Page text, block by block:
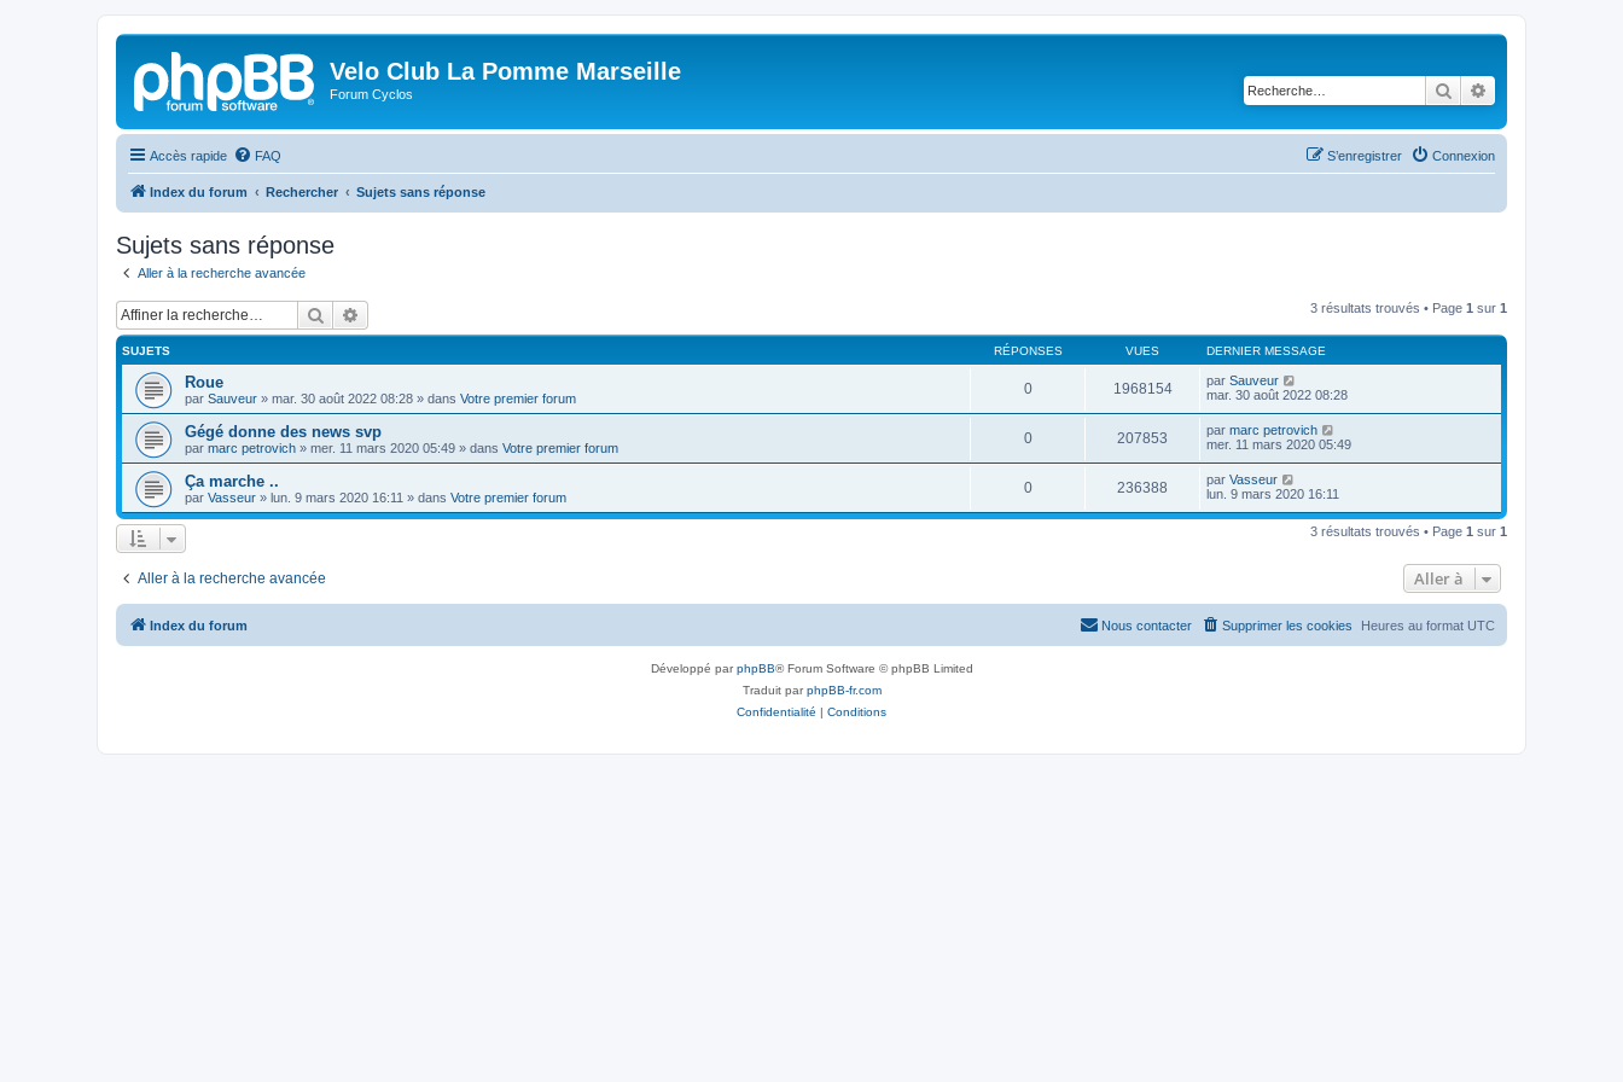
Velo Club La Pomme Marseille
Forum Cyclos Rechercher
Accès rapide FAQ Connexion
S’enregistrer
Index du forum Rechercher Sujets sans réponse
Sujets sans réponse
Aller à la recherche avancée
Rechercher 3 résultats trouvés • Page 1 sur 1
SUJETS RÉPONSES VUES DERNIER MESSAGE
Roue
par Sauveur » mar. 30 août 2022 08:28 » dans Votre premier forum
0 1968154 par Sauveur
mar. 30 août 2022 08:28
Gégé donne des news svp
par marc petrovich » mer. 11 mars 2020 05:49 » dans Votre premier forum
0 207853 par marc petrovich
mer. 11 mars 2020 05:49
Ça marche ..
par Vasseur » lun. 9 mars 2020 16:11 » dans Votre premier forum
0 236388 par Vasseur
lun. 9 mars 2020 16:11
3 résultats trouvés • Page 1 sur 1
Aller à la recherche avancée Aller à
Index du forum Heures au format UTC
Supprimer les cookies
Nous contacter
Développé parphpBB® Forum Software © phpBB Limited
Traduit parphpBB-fr.com
Confidentialité | Conditions